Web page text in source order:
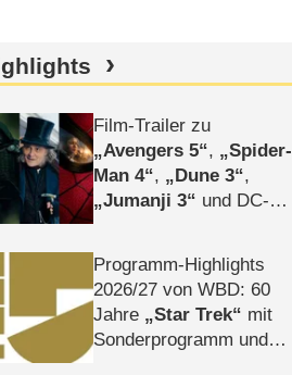
Film-Trailer zu
Avengers 5 ,
Spider-
Man 4 , Dune 3 ,
Jumanji 3
und DC-
Programm-Highlights
2026/​27 von WBD: 60
Jahre
Star Trek
mit
Sonderprogramm und